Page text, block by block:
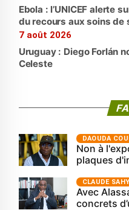
Ebola : l’UNICEF alerte
du recours aux soins de
7 août 2026
Uruguay : Diego Forlán
Celeste
‎DAOUDA
Non à
plaques
CLAUDE SAHY
Avec
concrets